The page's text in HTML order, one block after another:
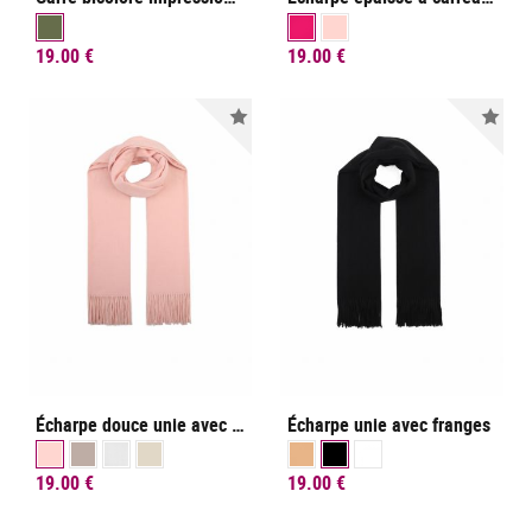
19.00 € 19.00 €
Nouveauté
Écharpe douce unie avec franges
19.00 €
Écharpe unie avec franges
19.00 €